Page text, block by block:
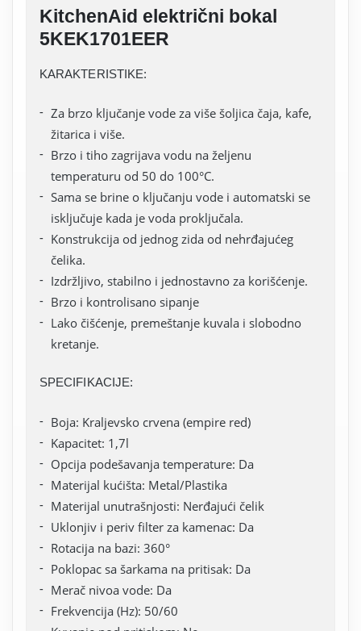
KitchenAid električni bokal
5KEK1701EER
KARAKTERISTIKE:
Za brzo ključanje vode za više šoljica čaja, kafe,
žitarica i više.
Brzo i tiho zagrijava vodu na željenu
temperaturu od 50 do 100°C.
Sama se brine o ključanju vode i automatski se
isključuje kada je voda proključala.
Konstrukcija od jednog zida od nehrđajućeg
čelika.
Izdržljivo, stabilno i jednostavno za korišćenje.
Brzo i kontrolisano sipanje
Lako čišćenje, premeštanje kuvala i slobodno
kretanje.
SPECIFIKACIJE:
Boja: Kraljevsko crvena (empire red)
Kapacitet: 1,7l
Opcija podešavanja temperature: Da
Materijal kućišta: Metal/Plastika
Materijal unutrašnjosti: Nerđajući čelik
Uklonjiv i periv filter za kamenac: Da
Rotacija na bazi: 360°
Poklopac sa šarkama na pritisak: Da
Merač nivoa vode: Da
Frekvencija (Hz): 50/60